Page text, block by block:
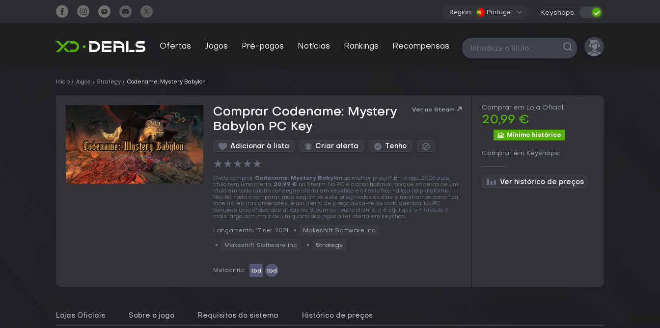
Region: Portugal Keyshops:
Ofertas Jogos Pré-pagos Notícias Rankings Recompensas Todas as plataformas
Início Jogos Strategy Codename: Mystery Babylon
Comprar Codename: Mystery
Babylon PC Key
Ver no Steam
Adicionar à lista Criar alerta Tenho
★★★★★
Onde comprar Codename: Mystery Babylon ao melhor preço? Em 6 ago. 2026 este
título tem uma oferta, 20,99 € na Steam. No PC é o caso habitual, porque só cerca de um
título em cada quatro consegue oferta em keyshop e o resto fica na loja da plataforma.
Não há nada a comparar, mas seguimos este preço todos os dias e mostramos como fica
face às leituras anteriores, e um alerta de preço avisa-te de cada descida. No PC
compras uma chave que ativas na Steam ou noutro cliente, e é aqui que o mercado é
mais largo, com mais de um quarto dos jogos a ter oferta em keyshop.
Lançamento: 17 set. 2021 Makeshift Software Inc
Makeshift Software Inc Strategy
Metacritic: tbd tbd
Comprar em Loja Oficial:
20,99 €
Mínimo histórico
Comprar em Keyshops:
Ver histórico de preços
Lojas Oficiais Sobre o jogo Requisitos do sistema Histórico de preços